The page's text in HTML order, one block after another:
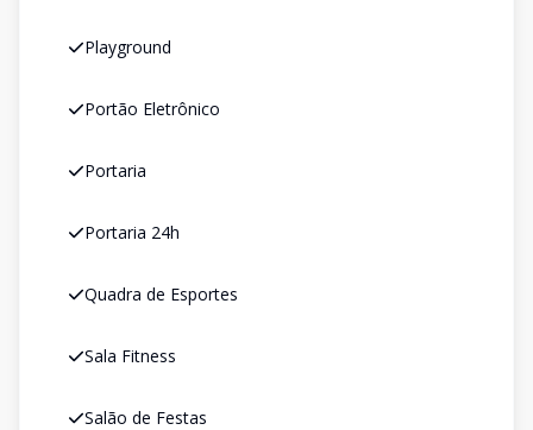
Playground
Portão Eletrônico
Portaria
Portaria 24h
Quadra de Esportes
Sala Fitness
Salão de Festas